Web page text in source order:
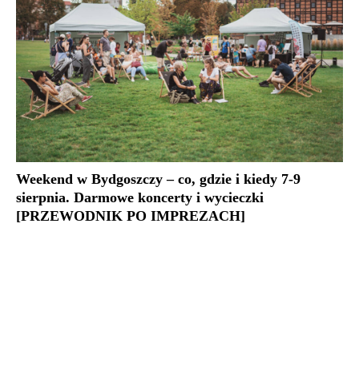
Weekend w Bydgoszczy – co, gdzie i kiedy 7-9
sierpnia. Darmowe koncerty i wycieczki
[PRZEWODNIK PO IMPREZACH]